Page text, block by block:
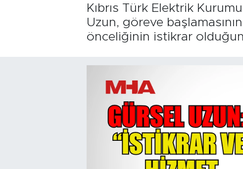
Kıbrıs Türk Elektrik
Uzun, göreve
önceliğinin istikrar